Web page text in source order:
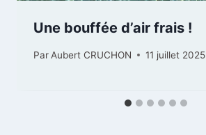
Une bouffée d’air frais !
Par Aubert CRUCHON 11 juillet 2025